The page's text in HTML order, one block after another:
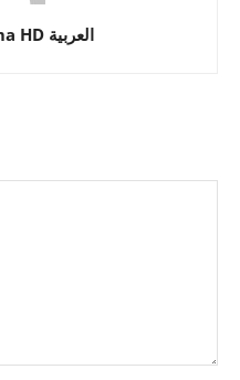
Turkish Drama HD العربية